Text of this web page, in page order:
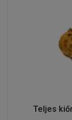
Teljes